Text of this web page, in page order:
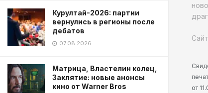
Курултай-2026: партии
вернулись в регионы после
дебатов
07.08.2026
Матрица, Властелин колец,
Заклятие: новые анонсы
кино от Warner Bros
от